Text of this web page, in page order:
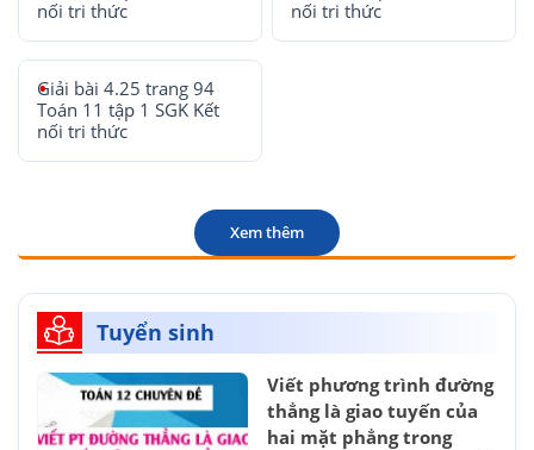
nối tri thức
nối tri thức
Giải bài 4.25 trang 94
Toán 11 tập 1 SGK Kết
nối tri thức
Xem thêm
Tuyển sinh
Viết phương trình đường
thẳng là giao tuyến của
hai mặt phẳng trong